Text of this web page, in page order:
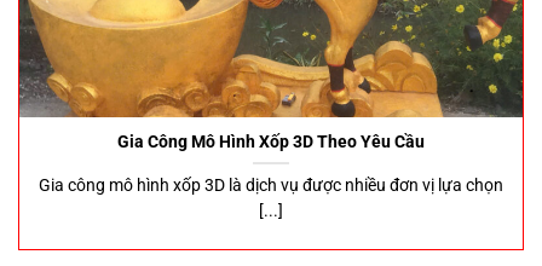
Gia Công Mô Hình Xốp 3D Theo Yêu Cầu
Gia công mô hình xốp 3D là dịch vụ được nhiều đơn vị lựa chọn
[...]